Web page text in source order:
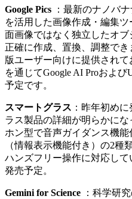
Google Pics ：最新のナノバ
を活用した画像作成・編集
面画像ではなく独立したオ
正確に作成、置換、調整で
版ユーザー向けに提供されて
を通じてGoogle AI Proおよ
予定です。
スマートグラス ：昨年初め
ラス製品の詳細が明らかに
ホン型で音声ガイダンス機
（情報表示機能付き）の2種
ハンズフリー操作に対応し
発売予定。
Gemini for Science ：科学研